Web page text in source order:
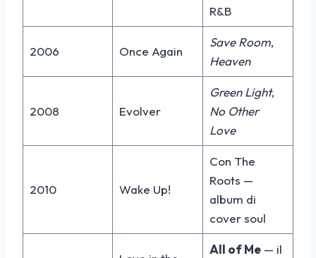
R&B
2006 Once Again
Save Room,
Heaven
2008 Evolver
Green Light,
No Other
Love
2010 Wake Up!
Con The
Roots —
album di
cover soul
All of Me— il